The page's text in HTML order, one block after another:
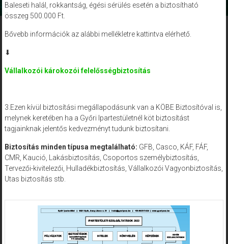
Baleseti halál, rokkantság, égési sérülés esetén a biztosítható
összeg 500.000 Ft.
Bővebb információk az alábbi mellékletre kattintva elérhető.
⬇
Vállalkozói károkozói felelősségbiztosítás
3.Ezen kívül biztosítási megállapodásunk van a KÖBE Biztosítóval is,
melynek keretében ha a Győri Ipartestületnél köt biztosítást
tagjainknak jelentős kedvezményt tudunk biztosítani.
Biztosítás minden típusa megtalálható: GFB, Casco, KÁF, FÁF,
CMR, Kaució, Lakásbiztosítás, Csoportos személybiztosítás,
Tervezői-kivitelezői, Hulladékbiztosítás, Vállalkozói Vagyonbiztosítás,
Utas biztosítás stb.